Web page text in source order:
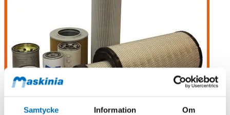
Samtycke Information Om